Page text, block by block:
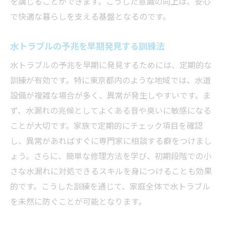
で快適な暮らしを支える基盤となるのです。
水トラブルの予兆を早期発見する訓練法
水トラブルの予兆を早期に発見するためには、定期的な
訓練が有効です。特に東京都内のような地域では、水道
設備が複雑な場合が多く、異常が発生しやすいです。ま
ず、水漏れの兆候としてよくある音や臭いに敏感になる
ことが大切です。家族で定期的にチェック項目を確認
し、異常があればすぐに専門家に相談する癖をつけまし
ょう。さらに、簡単な修理方法を学び、初期段階での小
さな水漏れに対処できるスキルを身につけることも効果
的です。こうした訓練を通じて、家庭全体で水トラブル
を未然に防ぐことが可能となります。